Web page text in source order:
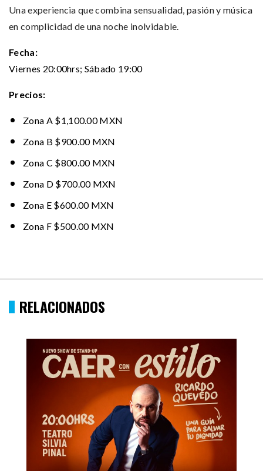
Una experiencia que combina sensualidad, pasión y música
en complicidad de una noche inolvidable.
Fecha:
Viernes 20:00hrs; Sábado 19:00
Precios:
Zona A $1,100.00 MXN
Zona B $900.00 MXN
Zona C $800.00 MXN
Zona D $700.00 MXN
Zona E $600.00 MXN
Zona F $500.00 MXN
RELACIONADOS